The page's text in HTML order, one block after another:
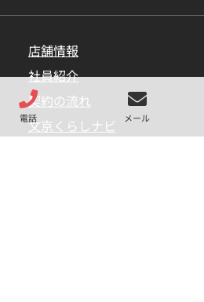
電話 メール
店舗情報
社員紹介
契約の流れ
文京くらしナビ